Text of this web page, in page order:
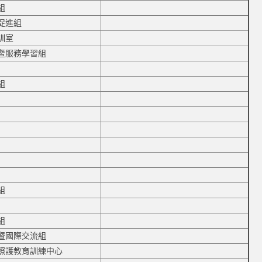
進組
室
服務學習組
國際交流組
護教育訓練中心